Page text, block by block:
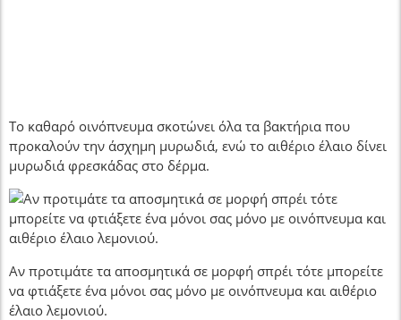
Το καθαρό οινόπνευμα σκοτώνει όλα τα βακτήρια που
προκαλούν την άσχημη μυρωδιά, ενώ το αιθέριο έλαιο δίνει
μυρωδιά φρεσκάδας στο δέρμα.
Αν προτιμάτε τα αποσμητικά σε μορφή σπρέι τότε μπορείτε
να φτιάξετε ένα μόνοι σας μόνο με οινόπνευμα και αιθέριο
έλαιο λεμονιού.